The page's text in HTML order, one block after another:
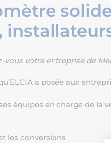
vous votre entreprise de
a posée aux
équipes en charge de la
les conversions